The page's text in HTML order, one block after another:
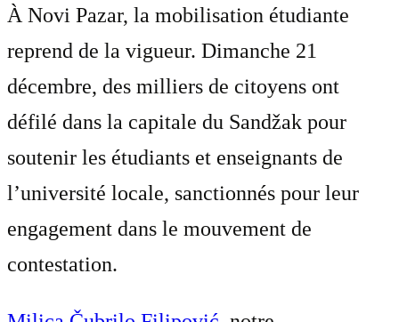
À Novi Pazar, la mobilisation étudiante
reprend de la vigueur. Dimanche 21
décembre, des milliers de citoyens ont
défilé dans la capitale du Sandžak pour
soutenir les étudiants et enseignants de
l’université locale, sanctionnés pour leur
engagement dans le mouvement de
contestation.